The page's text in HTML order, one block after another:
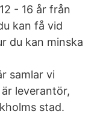
- 16 år från
kan få vid
du kan minska
samlar vi
leverantör,
stad.